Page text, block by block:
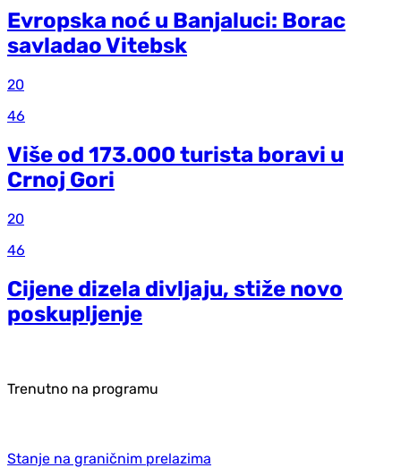
Evropska noć u Banjaluci: Borac
savladao Vitebsk
20
46
Više od 173.000 turista boravi u
Crnoj Gori
20
46
Cijene dizela divljaju, stiže novo
poskupljenje
Trenutno na programu
Stanje na graničnim prelazima